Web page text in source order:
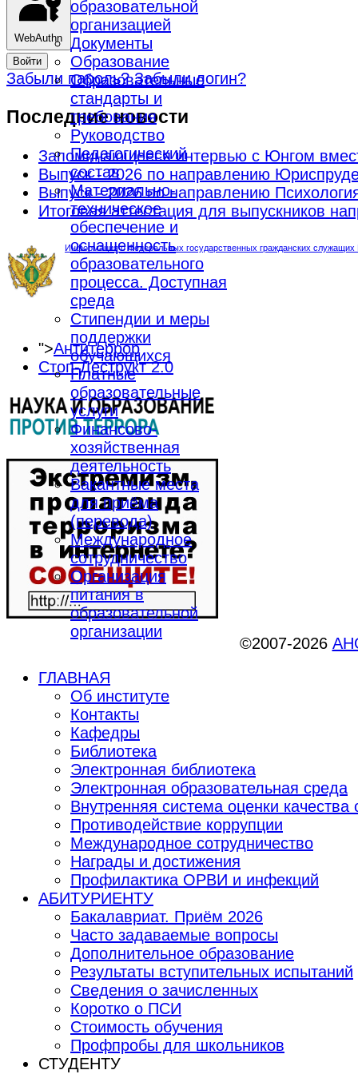
образовательной
организацией
Документы
Образование
Образовательные
стандарты и
требования
Руководство
Педагогический
состав
Материально-
техническое
обеспечение и
оснащенность
образовательного
процесса. Доступная
среда
Стипендии и меры
поддержки
обучающихся
Платные
образовательные
услуги
Финансово-
хозяйственная
деятельность
Вакантные места
для приёма
(перевода)
Международное
сотрудничество
Организация
питания в
образовательной
организации
WebAuthn
Войти
Забыли пароль?Забыли логин?
Последние новости
Запоминающееся интервью с Юнгом
Выпуск - 2026 по направлению
Выпуск - 2026 по направлению
Итоговая аттестация для выпускников
Информация о Федеральных государственных гражданских
">Антитеррор
Стоп-Деструкт 2.0
©2007-2026
ГЛАВНАЯ
Об институте
Контакты
Кафедры
Библиотека
Электронная библиотека
Электронная образовательная среда
Внутренняя система оценки качества
Противодействие коррупции
Международное сотрудничество
Награды и достижения
Профилактика ОРВИ и инфекций
АБИТУРИЕНТУ
Бакалавриат. Приём 2026
Часто задаваемые вопросы
Дополнительное образование
Результаты вступительных испытаний
Сведения о зачисленных
Коротко о ПСИ
Стоимость обучения
Профпробы для школьников
СТУДЕНТУ